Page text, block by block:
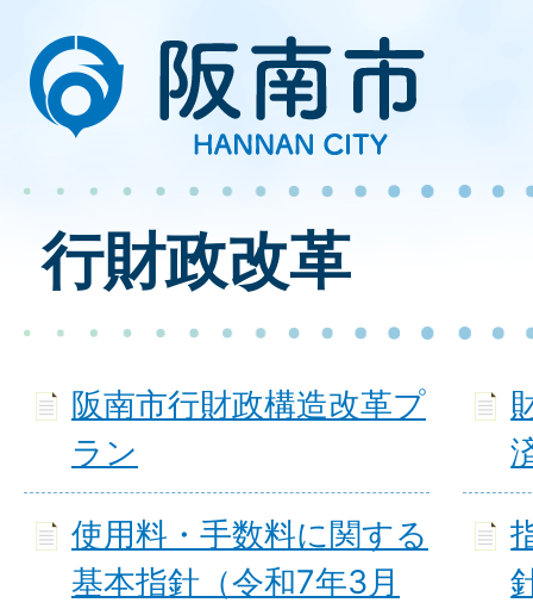
行財政改革
阪南市行財政構造改革プ
ラン
使用料・手数料に関する
基本指針（令和7年3月